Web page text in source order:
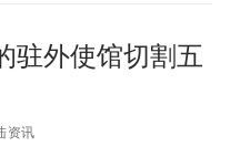
驻外使馆切割五
资讯